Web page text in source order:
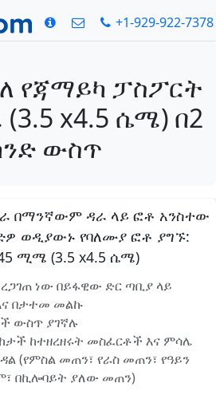
+1-929-922-7378
የጃማይካ ፓስፖርት
x4.5 ሴሜ) በ2
ውስጥ
በማንኛውም ዳራ ላይ ፎቶ አንስተው
ወዲያውኑ የባለሙያ ፎቶ ያግኙ:
ሚሜ (3.5 x4.5 ሴሜ)
ነው በይፋዊው ድር ጣቢያ ላይ
በታተመ መልኩ
ውስጥ ያገኛሉ
ከተዘረዘሩት መስፈርቶች እና ምሳሌ
(የምስል መጠን፣ የራስ መጠን፣ የዓይን
በኪሎባይት ያለው መጠን)